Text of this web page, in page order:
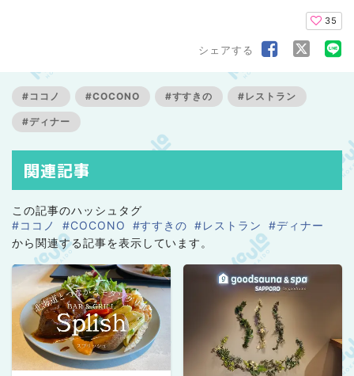
35
シェアする
#ココノ #COCONO #すすきの #レストラン
#ディナー
関連記事
この記事のハッシュタグ
#ココノ
#COCONO #すすきの #レストラン
#ディナー
から関連する記事を表示しています。